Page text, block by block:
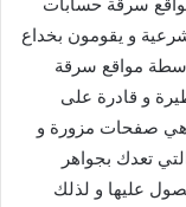
سرقة حسابات
و يقومون بخداع
مواقع سرقة
و قادرة على
هي صفحات مزورة و
تعدك بجواهر
عليها و لذلك